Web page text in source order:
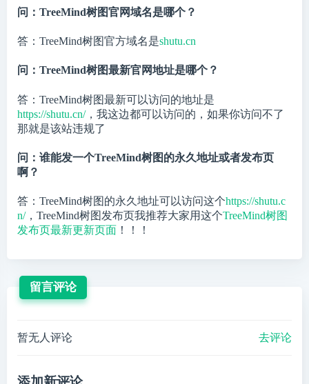
问：TreeMind树图官网域名是哪个？
答：TreeMind树图官方域名是shutu.cn
问：TreeMind树图最新官网地址是哪个？
答：TreeMind树图最新可以访问的地址是
https://shutu.cn/，我这边都可以访问的，如果你访问不了
那就是该站违规了
问：谁能发一个TreeMind树图的永久地址或者发布页
啊？
答：TreeMind树图的永久地址可以访问这个https://shutu.c
n/，TreeMind树图发布页我推荐大家用这个TreeMind树图
发布页最新更新页面 ！！！
留言评论
暂无人评论 去评论